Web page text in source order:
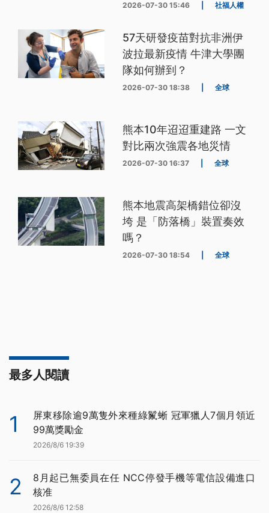
2026-07-30 15:46 社福人權
57天研發疫苗對抗非洲伊
波拉最新疫情 牛津大學團
隊如何辦到？
2026-07-30 18:38 全球
熊本10年迢迢重建路 一文
對比兩次強震各地災情
2026-07-30 16:37 全球
熊本地震高架橋錯位卻沒
垮 是「防落橋」裝置奏效
嗎？
2026-07-30 18:54 全球
最多人閱讀
1
屏東移除逾9萬隻外來種綠鬣蜥 冠軍獵人7個月領近
99萬獎勵金
2026/8/6 19:39
2
8月起已無委員在任 NCC停發手機等電信設備進口
核准
2026/8/6 12:58